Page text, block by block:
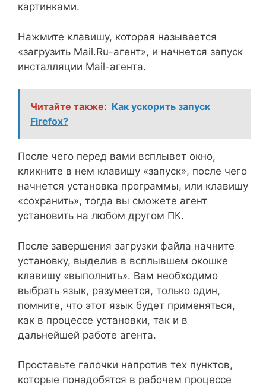
картинками.
Нажмите клавишу, которая называется
«загрузить Mail.Ru-агент», и начнется запуск
инсталляции Mail-агента.
Читайте также: Как ускорить запуск
Firefox?
После чего перед вами всплывет окно,
кликните в нем клавишу «запуск», после чего
начнется установка программы, или клавишу
«сохранить», тогда вы сможете агент
установить на любом другом ПК.
После завершения загрузки файла начните
установку, выделив в всплывшем окошке
клавишу «выполнить». Вам необходимо
выбрать язык, разумеется, только один,
помните, что этот язык будет применяться,
как в процессе установки, так и в
дальнейшей работе агента.
Проставьте галочки напротив тех пунктов,
которые понадобятся в рабочем процессе